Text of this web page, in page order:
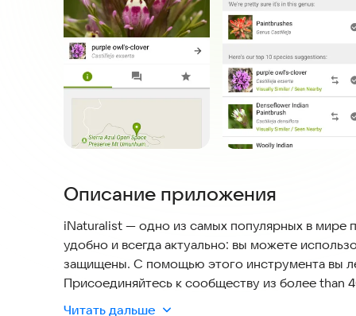
Описание приложения
iNaturalist — одно из самых популярных в мире
удобно и всегда актуально: вы можете
защищены. С помощью этого инструмента вы
Присоединяйтесь к сообществу из более than
вам узнать больше о мире. Регистрируя свои
Читать дальше